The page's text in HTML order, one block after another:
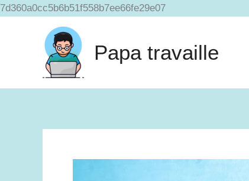
7d360a0cc5b6b51f558b7ee66fe29e07Aller
Papa travaille